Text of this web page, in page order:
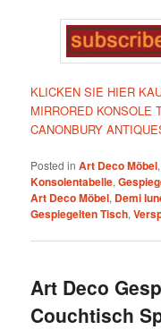
KLICKEN SIE HIER
MIRRORED KONSOLE
CANONBURY
Posted in Art Deco Möbel,
Konsolentabelle,
Art Deco Möbel, Demi
Gespiegelten Tisch,
Art Deco
Couchtisch